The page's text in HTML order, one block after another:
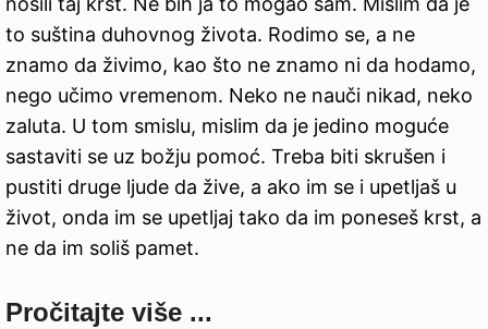
to suština duhovnog života. Rodimo se, a ne
znamo da živimo, kao što ne znamo ni da hodamo,
nego učimo vremenom. Neko ne nauči nikad, neko
zaluta. U tom smislu, mislim da je jedino moguće
sastaviti se uz božju pomoć. Treba biti skrušen i
pustiti druge ljude da žive, a ako im se i upetljaš u
život, onda im se upetljaj tako da im poneseš krst, a
ne da im soliš pamet.
Pročitajte više ...